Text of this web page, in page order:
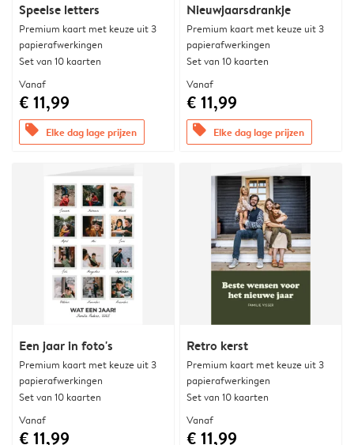
Speelse letters
Premium kaart met keuze uit 3
papierafwerkingen
Set van 10 kaarten
Vanaf
€ 11,99
offers Elke dag lage prijzen
Nieuwjaarsdrankje
Premium kaart met keuze uit 3
papierafwerkingen
Set van 10 kaarten
Vanaf
€ 11,99
offers Elke dag lage prijzen
Een jaar in foto's
Premium kaart met keuze uit 3
papierafwerkingen
Set van 10 kaarten
Vanaf
€ 11,99
Retro kerst
Premium kaart met keuze uit 3
papierafwerkingen
Set van 10 kaarten
Vanaf
€ 11,99